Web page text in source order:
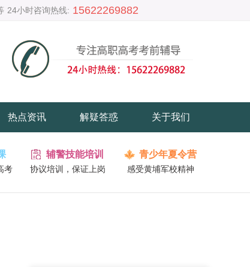
24小时咨询热线: 15622269882
热点资讯 解疑答惑 关于我们
考
辅警技能培训
协议培训，保证上岗
青少年夏令营
感受黄埔军校精神